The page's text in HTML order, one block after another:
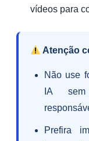
vídeos para
Atenção
Não use
IA sem
Prefira